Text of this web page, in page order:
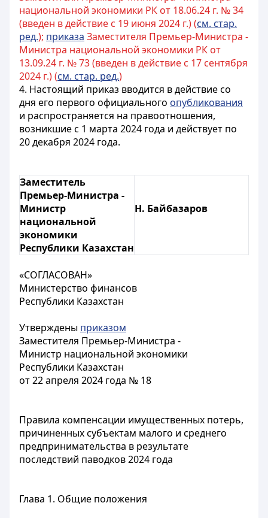
национальной экономики РК от 18.06.24 г. № 34
(введен в действие с 19 июня 2024 г.) (см. стар.
ред.); приказа Заместителя Премьер-Министра -
Министра национальной экономики РК от
13.09.24 г. № 73 (введен в действие с 17 сентября
2024 г.) (см. стар. ред.)
4. Настоящий приказ вводится в действие со
дня его первого официального опубликования
и распространяется на правоотношения,
возникшие с 1 марта 2024 года и действует по
20 декабря 2024 года.
Заместитель
Премьер-Министра -
Министр
национальной
экономики
Республики Казахстан
Н. Байбазаров
«СОГЛАСОВАН»
Министерство финансов
Республики Казахстан
Утверждены приказом
Заместителя Премьер-Министра -
Министр национальной экономики
Республики Казахстан
от 22 апреля 2024 года № 18
Правила компенсации имущественных потерь,
причиненных субъектам малого и среднего
предпринимательства в результате
последствий паводков 2024 года
Глава 1. Общие положения